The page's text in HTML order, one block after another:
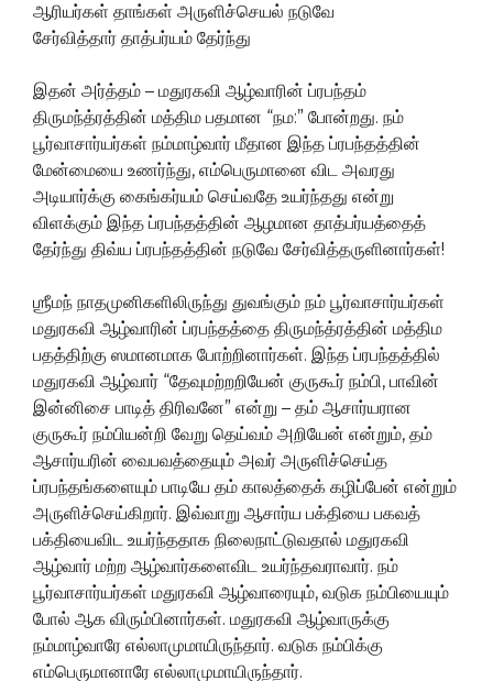
ஆரியர்கள் தாங்கள் அருளிச்செயல் நடுவே
சேர்வித்தார் தாத்பர்யம் தேர்ந்து
இதன் அர்த்தம் – மதுரகவி ஆழ்வாரின் ப்ரபந்தம்
திருமந்த்ரத்தின் மத்திம பதமான “நம:” போன்றது. நம்
பூர்வாசார்யர்கள் நம்மாழ்வார் மீதான இந்த ப்ரபந்தத்தின்
மேன்மையை உணர்ந்து, எம்பெருமானை விட அவரது
அடியார்க்கு கைங்கர்யம் செய்வதே உயர்ந்தது என்று
விளக்கும் இந்த ப்ரபந்தத்தின் ஆழமான தாத்பர்யத்தைத்
தேர்ந்து திவ்ய ப்ரபந்தத்தின் நடுவே சேர்வித்தருளினார்கள்!
ஶ்ரீமந் நாதமுனிகளிலிருந்து துவங்கும் நம் பூர்வாசார்யர்கள்
மதுரகவி ஆழ்வாரின் ப்ரபந்தத்தை திருமந்த்ரத்தின் மத்திம
பதத்திற்கு ஸமானமாக போற்றினார்கள். இந்த ப்ரபந்தத்தில்
மதுரகவி ஆழ்வார் “தேவுமற்றறியேன் குருகூர் நம்பி, பாவின்
இன்னிசை பாடித் திரிவனே” என்று – தம் ஆசார்யரான
குருகூர் நம்பியன்றி வேறு தெய்வம் அறியேன் என்றும், தம்
ஆசார்யரின் வைபவத்தையும் அவர் அருளிச்செய்த
ப்ரபந்தங்களையும் பாடியே தம் காலத்தைக் கழிப்பேன் என்றும்
அருளிச்செய்கிறார். இவ்வாறு ஆசார்ய பக்தியை பகவத்
பக்தியைவிட உயர்ந்ததாக நிலைநாட்டுவதால் மதுரகவி
ஆழ்வார் மற்ற ஆழ்வார்களைவிட உயர்ந்தவராவார். நம்
பூர்வாசார்யர்கள் மதுரகவி ஆழ்வாரையும், வடுக நம்பியையும்
போல் ஆக விரும்பினார்கள். மதுரகவி ஆழ்வாருக்கு
நம்மாழ்வாரே எல்லாமுமாயிருந்தார். வடுக நம்பிக்கு
எம்பெருமானாரே எல்லாமுமாயிருந்தார்.